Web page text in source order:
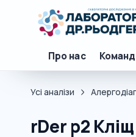
Про нас
Усі аналізи
rDer p2